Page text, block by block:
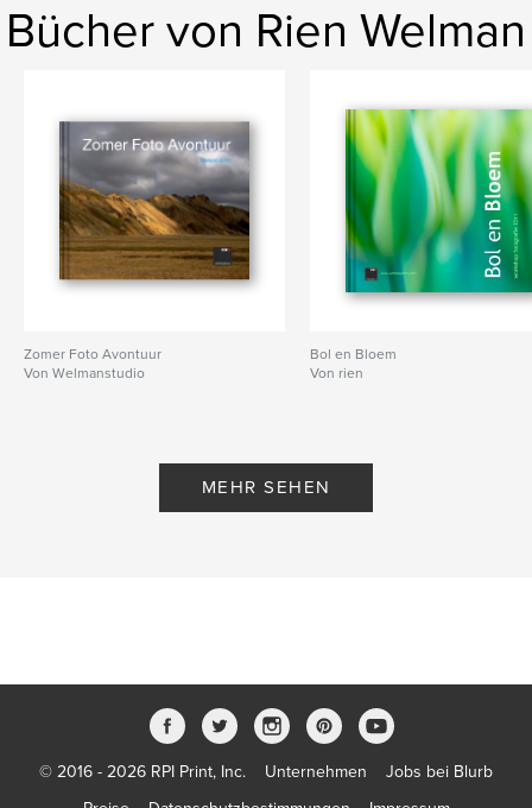
Bücher von Rien Welman
Zomer Foto Avontuur
Von Welmanstudio
Bol en Bloem
Von rien
MEHR SEHEN
© 2016 - 2026 RPI Print, Inc. Unternehmen
Jobs bei Blurb